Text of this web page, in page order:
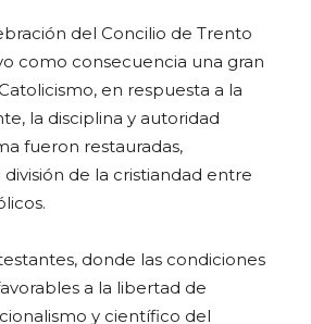
del Concilio de Trento
como consecuencia una gran
en respuesta a la
la disciplina y autoridad
fueron restauradas,
de la cristiandad entre
donde las condiciones
a la libertad de
y científico del